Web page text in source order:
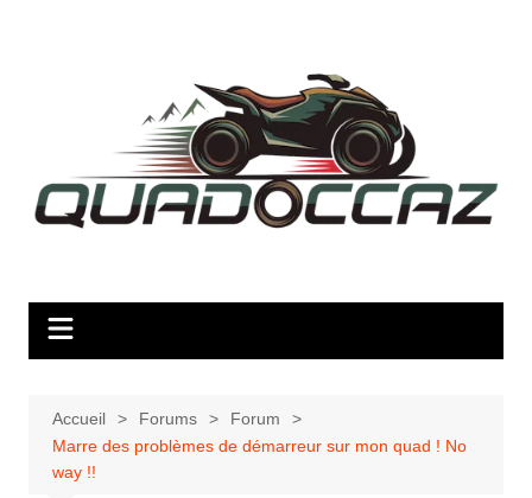
Accueil Forums
Forum
Marre des problèmes de démarreur sur mon quad ! No
way !!